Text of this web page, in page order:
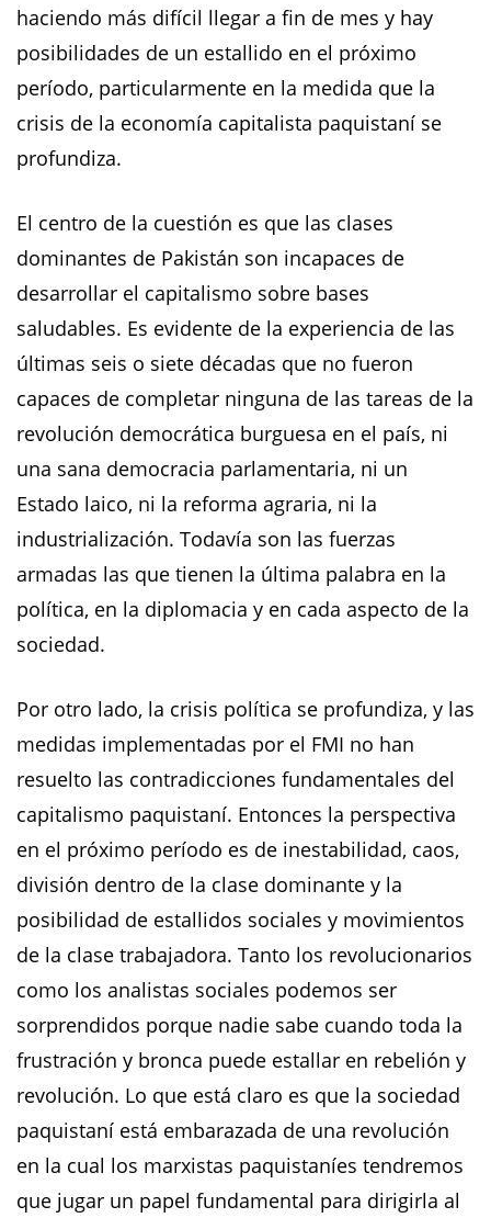
haciendo más difícil llegar a fin de mes y hay
posibilidades de un estallido en el próximo
período, particularmente en la medida que la
crisis de la economía capitalista paquistaní se
profundiza.
El centro de la cuestión es que las clases
dominantes de Pakistán son incapaces de
desarrollar el capitalismo sobre bases
saludables. Es evidente de la experiencia de las
últimas seis o siete décadas que no fueron
capaces de completar ninguna de las tareas de la
revolución democrática burguesa en el país, ni
una sana democracia parlamentaria, ni un
Estado laico, ni la reforma agraria, ni la
industrialización. Todavía son las fuerzas
armadas las que tienen la última palabra en la
política, en la diplomacia y en cada aspecto de la
sociedad.
Por otro lado, la crisis política se profundiza, y las
medidas implementadas por el FMI no han
resuelto las contradicciones fundamentales del
capitalismo paquistaní. Entonces la perspectiva
en el próximo período es de inestabilidad, caos,
división dentro de la clase dominante y la
posibilidad de estallidos sociales y movimientos
de la clase trabajadora. Tanto los revolucionarios
como los analistas sociales podemos ser
sorprendidos porque nadie sabe cuando toda la
frustración y bronca puede estallar en rebelión y
revolución. Lo que está claro es que la sociedad
paquistaní está embarazada de una revolución
en la cual los marxistas paquistaníes tendremos
que jugar un papel fundamental para dirigirla al